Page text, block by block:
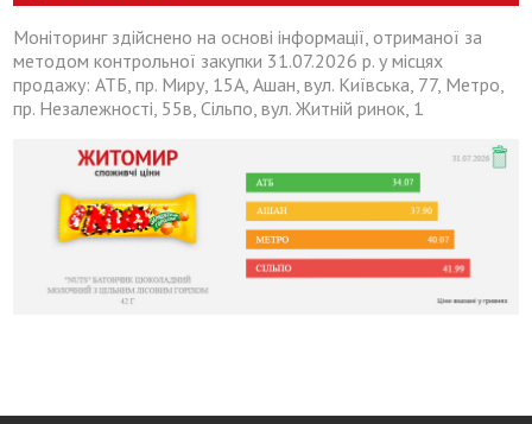
Моніторинг здійснено на основі інформації, отриманої за
методом контрольної закупки 31.07.2026 р. у місцях
продажу: АТБ, пр. Миру, 15А, Ашан, вул. Київська, 77, Метро,
пр. Незалежності, 55в, Сільпо, вул. Житній ринок, 1